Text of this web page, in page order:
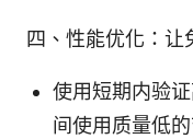
四、性能优化：让
使用短期内验
间使用质量低的